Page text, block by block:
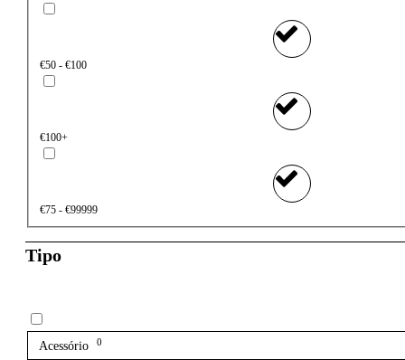
€50 - €100
€100+
€75 - €99999
Tipo
Acessório 0